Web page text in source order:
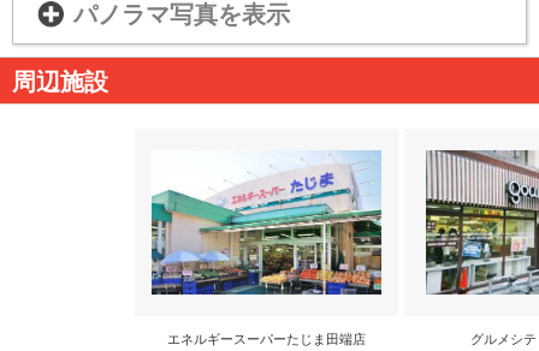
パノラマ写真を表示
周辺施設
エネルギースーパーたじま田端店 グルメシ